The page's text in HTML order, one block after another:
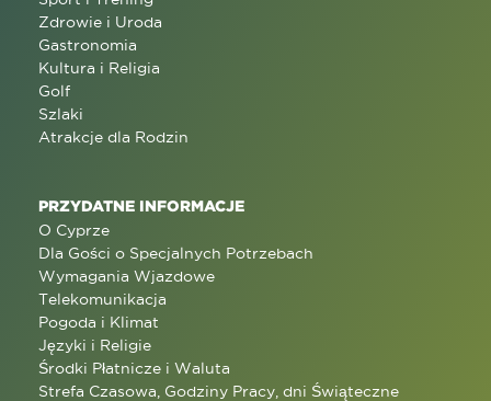
Zdrowie i Uroda
Gastronomia
Kultura i Religia
Golf
Szlaki
Atrakcje dla Rodzin
PRZYDATNE INFORMACJE
O Cyprze
Dla Gości o Specjalnych Potrzebach
Wymagania Wjazdowe
Telekomunikacja
Pogoda i Klimat
Języki i Religie
Środki Płatnicze i Waluta
Strefa Czasowa, Godziny Pracy, dni Świąteczne